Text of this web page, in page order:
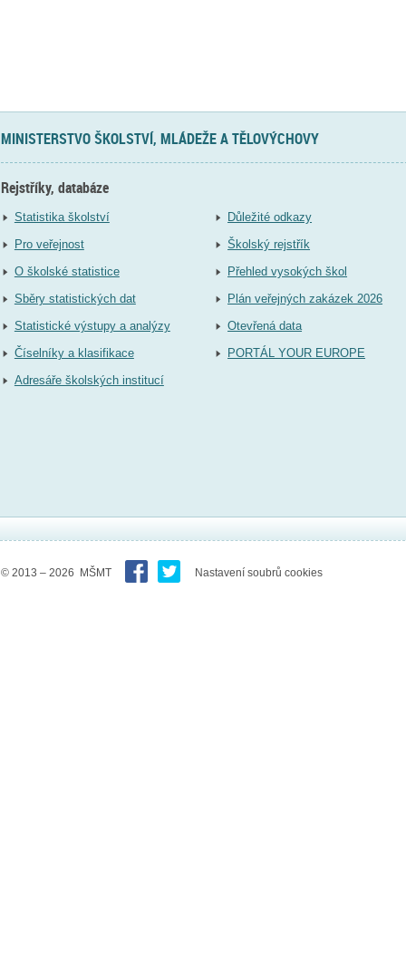
MINISTERSTVO ŠKOLSTVÍ, MLÁDEŽE A TĚLOVÝCHOVY
Rejstříky, databáze
Statistika školství
Pro veřejnost
O školské statistice
Sběry statistických dat
Statistické výstupy a analýzy
Číselníky a klasifikace
Adresáře školských institucí
Důležité odkazy
Školský rejstřík
Přehled vysokých škol
Plán veřejných zakázek 2026
Otevřená data
PORTÁL YOUR EUROPE
© 2013 – 2026 MŠMT Nastavení soubrů cookies